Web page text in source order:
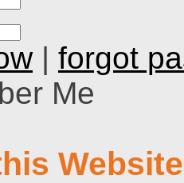
| forgot
Me
Website